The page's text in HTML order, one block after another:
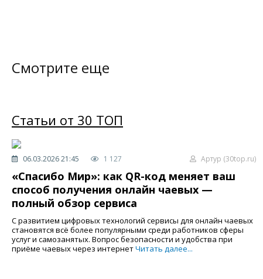
Смотрите еще
Статьи от 30 ТОП
06.03.2026 21:45 1 127 Артур (30top.ru)
«Спасибо Мир»: как QR-код меняет ваш
способ получения онлайн чаевых —
полный обзор сервиса
С развитием цифровых технологий сервисы для онлайн чаевых
становятся всё более популярными среди работников сферы
услуг и самозанятых. Вопрос безопасности и удобства при
приёме чаевых через интернетЧитать далее...